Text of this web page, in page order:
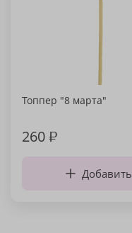
Топпер "8 марта"
260₽
Добавить